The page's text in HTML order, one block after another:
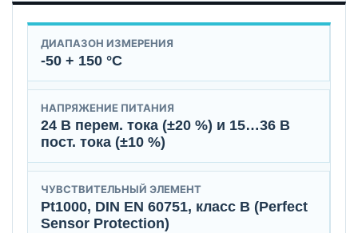
ДИАПАЗОН ИЗМЕРЕНИЯ
-50 + 150 °C
НАПРЯЖЕНИЕ ПИТАНИЯ
24 В перем. тока (±20 %) и 15…36 В
пост. тока (±10 %)
ЧУВСТВИТЕЛЬНЫЙ ЭЛЕМЕНТ
Pt1000, DIN EN 60751, класс B (Perfect
Sensor Protection)